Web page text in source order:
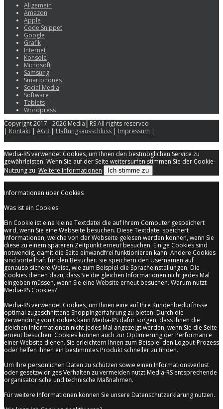
Allgemein
Amazon
Apple
Code Snippet
Google
Grafik
Internet
Konsole
Microsoft
Samsung
Smartphones
Social Media
Software
Tablets
Wordpress
Copyright 2017 - 2026 Media║RS All rights reserved
| Kontakt | AGB | Haftungsausschluss | Impressum |
Media-RS verwendet Cookies, um Ihnen den bestmöglichen Service zu
gewährleisten. Wenn Sie auf der Seite weitersurfen stimmen Sie der Cookie-
Nutzung zu. Weitere Informationen Ich stimme zu
Informationen über Cookies
Was ist ein Cookies
Ein Cookie ist eine kleine Textdatei die auf Ihrem Computer gespeichert
wird, wenn Sie eine Webseite besuchen. Diese Textdatei speichert
Informationen, welche von der Webseite gelesen werden können, wenn Sie
diese zu einem späteren Zeitpunkt erneut besuchen. Einige Cookies sind
notwendig, damit die Seite einwandfrei funktionieren kann. Andere Cookies
sind vorteilhaft für den Besucher: sie speichern den Usernamen auf
genauso sichere Weise, wie zum Beispiel die Spracheinstellungen. Die
Cookies dienen dazu, dass Sie die gleichen Informationen nicht jedes Mal
eingeben müssen, wenn Sie eine Website erneut besuchen. Warum nutzt
Media-RS Cookies?
Media-RS verwendet Cookies, um Ihnen eine auf Ihre Kundenbedürfnisse
optimal zugeschnittene Shoppingerfahrung zu bieten. Durch die
Verwendung von Cookies kann Media-RS dafür sorgen, dass Ihnen die
gleichen Informationen nicht jedes Mal angezeigt werden, wenn Sie die Seite
erneut besuchen. Cookies können auch zur Optimierung der Performance
einer Website dienen. Sie erleichtern Ihnen zum Beispiel den Logout-Prozess
oder helfen Ihnen ein bestimmtes Produkt schneller zu finden.
Um Ihre persönlichen Daten zu schützen sowie einen Informationsverlust
oder gesetzwidriges Verhalten zu vermeiden nutzt Media-RS entsprechende
organisatorische und technische Maßnahmen.
Für weitere Informationen können Sie unsere Datenschutzerklärung nutzen.